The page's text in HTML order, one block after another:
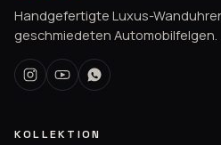
Handgefertigte Luxus-
geschmiedeten Automobilfelgen.
KOLLEKTION